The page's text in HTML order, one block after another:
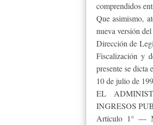
comprendidos
Que asimismo,
nueva versión
Dirección de
Fiscalización y
presente se
10 de julio de
EL
INGRESOS
Artículo 1° —